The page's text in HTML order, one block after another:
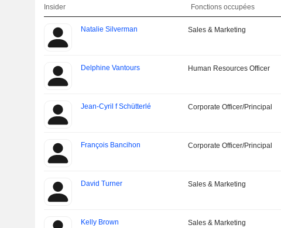
Insider Fonctions occupées
Natalie Silverman Sales & Marketing
Delphine Vantours Human Resources Officer
Jean-Cyril f Schütterlé Corporate Officer/Principal
François Bancihon Corporate Officer/Principal
David Turner Sales & Marketing
Kelly Brown Sales & Marketing